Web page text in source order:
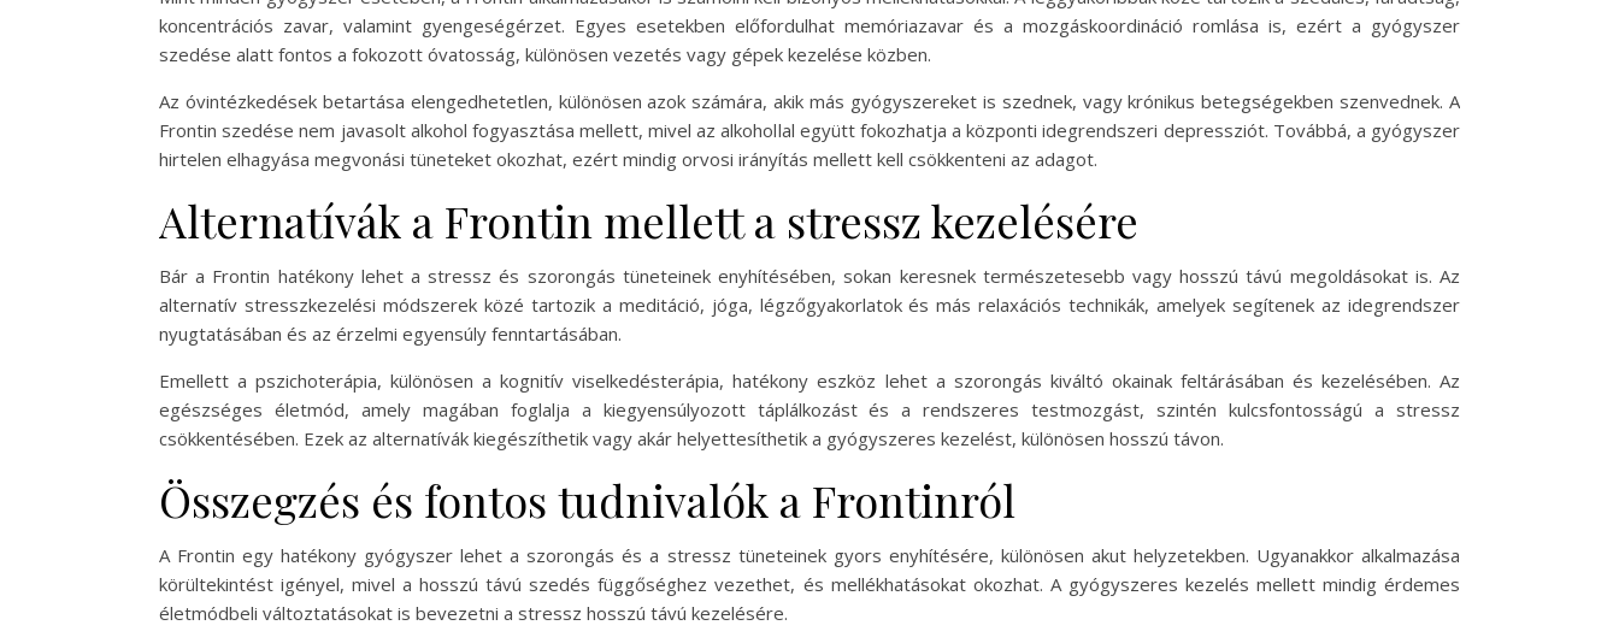
koncentrációs zavar, valamint gyengeségérzet. Egyes esetekben előfordulhat memóriazavar és a mozgáskoordináció romlása is, ezért a gyógyszer
szedése alatt fontos a fokozott óvatosság, különösen vezetés vagy gépek kezelése közben.
Az óvintézkedések betartása elengedhetetlen, különösen azok számára, akik más gyógyszereket is szednek, vagy krónikus betegségekben szenvednek. A
Frontin szedése nem javasolt alkohol fogyasztása mellett, mivel az alkohollal együtt fokozhatja a központi idegrendszeri depressziót. Továbbá, a gyógyszer
hirtelen elhagyása megvonási tüneteket okozhat, ezért mindig orvosi irányítás mellett kell csökkenteni az adagot.
Alternatívák a Frontin mellett a stressz kezelésére
Bár a Frontin hatékony lehet a stressz és szorongás tüneteinek enyhítésében, sokan keresnek természetesebb vagy hosszú távú megoldásokat is. Az
alternatív stresszkezelési módszerek közé tartozik a meditáció, jóga, légzőgyakorlatok és más relaxációs technikák, amelyek segítenek az idegrendszer
nyugtatásában és az érzelmi egyensúly fenntartásában.
Emellett a pszichoterápia, különösen a kognitív viselkedésterápia, hatékony eszköz lehet a szorongás kiváltó okainak feltárásában és kezelésében. Az
egészséges életmód, amely magában foglalja a kiegyensúlyozott táplálkozást és a rendszeres testmozgást, szintén kulcsfontosságú a stressz
csökkentésében. Ezek az alternatívák kiegészíthetik vagy akár helyettesíthetik a gyógyszeres kezelést, különösen hosszú távon.
Összegzés és fontos tudnivalók a Frontinról
A Frontin egy hatékony gyógyszer lehet a szorongás és a stressz tüneteinek gyors enyhítésére, különösen akut helyzetekben. Ugyanakkor alkalmazása
körültekintést igényel, mivel a hosszú távú szedés függőséghez vezethet, és mellékhatásokat okozhat. A gyógyszeres kezelés mellett mindig érdemes
életmódbeli változtatásokat is bevezetni a stressz hosszú távú kezelésére.